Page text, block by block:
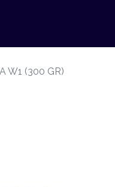
W1 (300 GR)